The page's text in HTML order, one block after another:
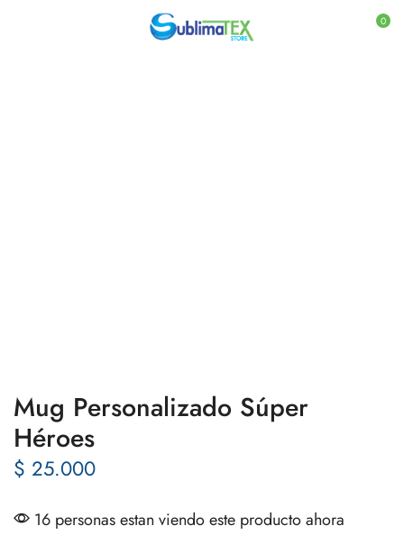
0
Mug Personalizado Súper
Héroes
$ 25.000
16 personas estan viendo este producto ahora